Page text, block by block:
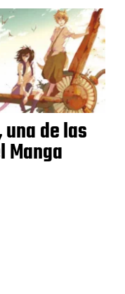
de las
Manga